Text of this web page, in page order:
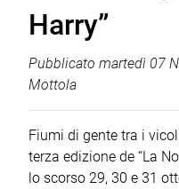
Harry”
Pubblicato martedì 07
Mottola
Fiumi di gente tra i
terza edizione de “La
lo scorso 29, 30 e 31